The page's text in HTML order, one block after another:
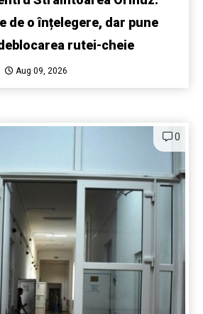
de o înțelegere, dar pune
rutei-cheie
Aug 09, 2026
0